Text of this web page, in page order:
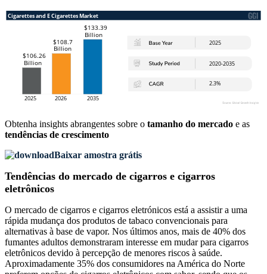
Obtenha insights abrangentes sobre o tamanho do mercado e as
tendências de crescimento
Baixar amostra grátis
Tendências do mercado de cigarros e cigarros
eletrônicos
O mercado de cigarros e cigarros eletrónicos está a assistir a uma
rápida mudança dos produtos de tabaco convencionais para
alternativas à base de vapor. Nos últimos anos, mais de 40% dos
fumantes adultos demonstraram interesse em mudar para cigarros
eletrônicos devido à percepção de menores riscos à saúde.
Aproximadamente 35% dos consumidores na América do Norte